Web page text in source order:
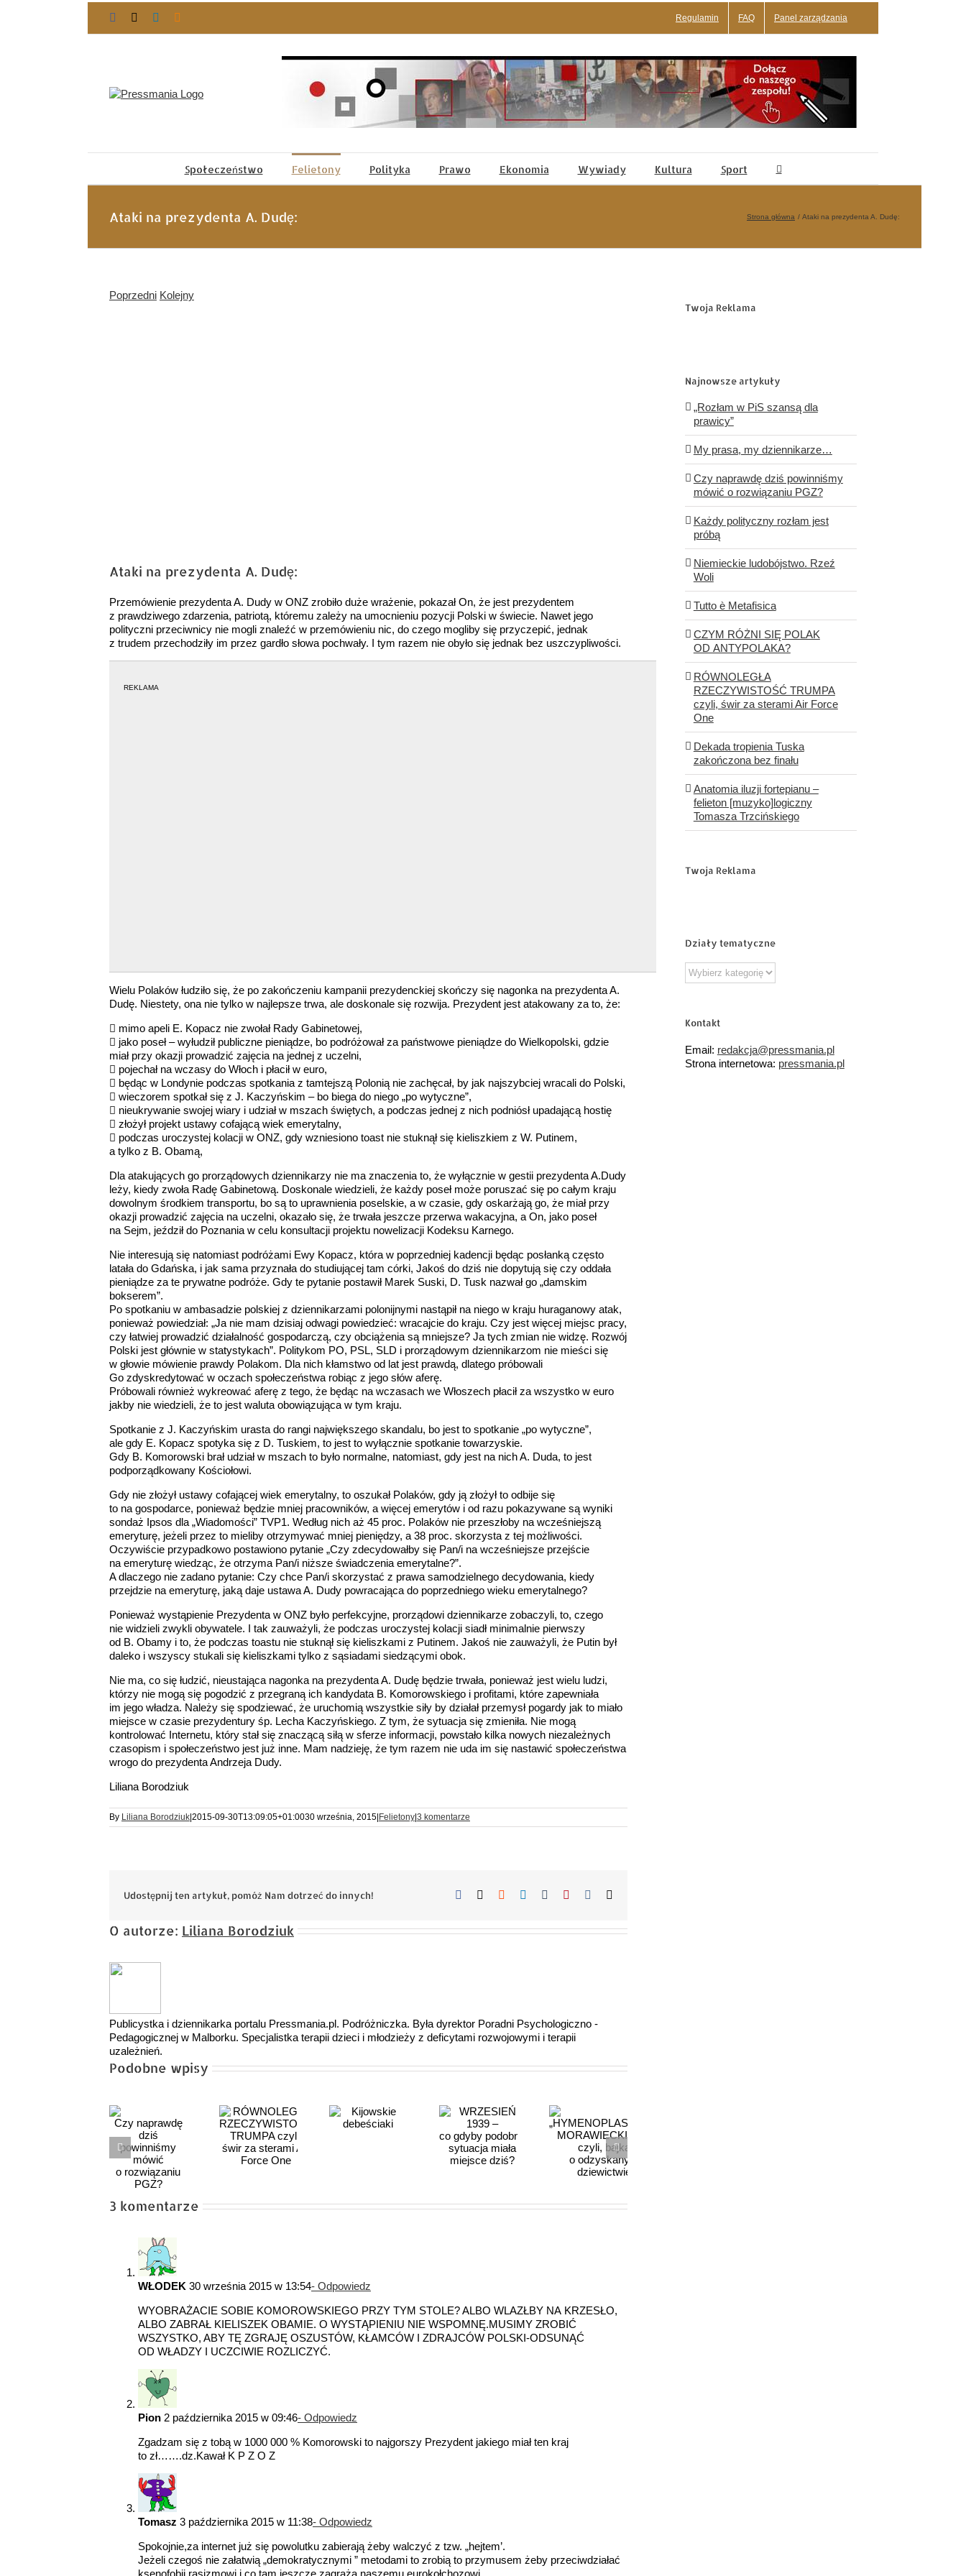
Facebook LinkedIn Regulamin FAQ Panel zarządzania
Społeczeństwo Felietony Polityka Prawo Ekonomia Wywiady Kultura Sport
Ataki na prezydenta A. Dudę: Strona główna Ataki na prezydenta A. Dudę:
Poprzedni Kolejny
Ataki na prezydenta A. Dudę:
Przemówienie prezydenta A. Dudy w ONZ zrobiło duże wrażenie, pokazał On, że jest prezydentem
z prawdziwego zdarzenia, patriotą, któremu zależy na umocnieniu pozycji Polski w świecie. Nawet jego
polityczni przeciwnicy nie mogli znaleźć w przemówieniu nic, do czego mogliby się przyczepić, jednak
z trudem przechodziły im przez gardło słowa pochwały. I tym razem nie obyło się jednak bez uszczypliwości.
REKLAMA
Wielu Polaków łudziło się, że po zakończeniu kampanii prezydenckiej skończy się nagonka na prezydenta A.
Dudę. Niestety, ona nie tylko w najlepsze trwa, ale doskonale się rozwija. Prezydent jest atakowany za to, że:
 mimo apeli E. Kopacz nie zwołał Rady Gabinetowej,
 jako poseł – wyłudził publiczne pieniądze, bo podróżował za państwowe pieniądze do Wielkopolski, gdzie
miał przy okazji prowadzić zajęcia na jednej z uczelni,
 pojechał na wczasy do Włoch i płacił w euro,
 będąc w Londynie podczas spotkania z tamtejszą Polonią nie zachęcał, by jak najszybciej wracali do Polski,
 wieczorem spotkał się z J. Kaczyńskim – bo biega do niego „po wytyczne”,
 nieukrywanie swojej wiary i udział w mszach świętych, a podczas jednej z nich podniósł upadającą hostię
 złożył projekt ustawy cofającą wiek emerytalny,
 podczas uroczystej kolacji w ONZ, gdy wzniesiono toast nie stuknął się kieliszkiem z W. Putinem,
a tylko z B. Obamą,
Dla atakujących go prorządowych dziennikarzy nie ma znaczenia to, że wyłącznie w gestii prezydenta A.Dudy
leży, kiedy zwoła Radę Gabinetową. Doskonale wiedzieli, że każdy poseł może poruszać się po całym kraju
dowolnym środkiem transportu, bo są to uprawnienia poselskie, a w czasie, gdy oskarżają go, że miał przy
okazji prowadzić zajęcia na uczelni, okazało się, że trwała jeszcze przerwa wakacyjna, a On, jako poseł
na Sejm, jeździł do Poznania w celu konsultacji projektu nowelizacji Kodeksu Karnego.
Nie interesują się natomiast podróżami Ewy Kopacz, która w poprzedniej kadencji będąc posłanką często
latała do Gdańska, i jak sama przyznała do studiującej tam córki, Jakoś do dziś nie dopytują się czy oddała
pieniądze za te prywatne podróże. Gdy te pytanie postawił Marek Suski, D. Tusk nazwał go „damskim
bokserem”.
Po spotkaniu w ambasadzie polskiej z dziennikarzami polonijnymi nastąpił na niego w kraju huraganowy atak,
ponieważ powiedział: „Ja nie mam dzisiaj odwagi powiedzieć: wracajcie do kraju. Czy jest więcej miejsc pracy,
czy łatwiej prowadzić działalność gospodarczą, czy obciążenia są mniejsze? Ja tych zmian nie widzę. Rozwój
Polski jest głównie w statystykach”. Politykom PO, PSL, SLD i prorządowym dziennikarzom nie mieści się
w głowie mówienie prawdy Polakom. Dla nich kłamstwo od lat jest prawdą, dlatego próbowali
Go zdyskredytować w oczach społeczeństwa robiąc z jego słów aferę.
Próbowali również wykreować aferę z tego, że będąc na wczasach we Włoszech płacił za wszystko w euro
jakby nie wiedzieli, że to jest waluta obowiązująca w tym kraju.
Spotkanie z J. Kaczyńskim urasta do rangi największego skandalu, bo jest to spotkanie „po wytyczne”,
ale gdy E. Kopacz spotyka się z D. Tuskiem, to jest to wyłącznie spotkanie towarzyskie.
Gdy B. Komorowski brał udział w mszach to było normalne, natomiast, gdy jest na nich A. Duda, to jest
podporządkowany Kościołowi.
Gdy nie złożył ustawy cofającej wiek emerytalny, to oszukał Polaków, gdy ją złożył to odbije się
to na gospodarce, ponieważ będzie mniej pracowników, a więcej emerytów i od razu pokazywane są wyniki
sondaż Ipsos dla „Wiadomości” TVP1. Według nich aż 45 proc. Polaków nie przeszłoby na wcześniejszą
emeryturę, jeżeli przez to mieliby otrzymywać mniej pieniędzy, a 38 proc. skorzysta z tej możliwości.
Oczywiście przypadkowo postawiono pytanie „Czy zdecydowałby się Pan/i na wcześniejsze przejście
na emeryturę wiedząc, że otrzyma Pan/i niższe świadczenia emerytalne?”.
A dlaczego nie zadano pytanie: Czy chce Pan/i skorzystać z prawa samodzielnego decydowania, kiedy
przejdzie na emeryturę, jaką daje ustawa A. Dudy powracająca do poprzedniego wieku emerytalnego?
Ponieważ wystąpienie Prezydenta w ONZ było perfekcyjne, prorządowi dziennikarze zobaczyli, to, czego
nie widzieli zwykli obywatele. I tak zauważyli, że podczas uroczystej kolacji siadł minimalnie pierwszy
od B. Obamy i to, że podczas toastu nie stuknął się kieliszkami z Putinem. Jakoś nie zauważyli, że Putin był
daleko i wszyscy stukali się kieliszkami tylko z sąsiadami siedzącymi obok.
Nie ma, co się łudzić, nieustająca nagonka na prezydenta A. Dudę będzie trwała, ponieważ jest wielu ludzi,
którzy nie mogą się pogodzić z przegraną ich kandydata B. Komorowskiego i profitami, które zapewniała
im jego władza. Należy się spodziewać, że uruchomią wszystkie siły by działał przemysł pogardy jak to miało
miejsce w czasie prezydentury śp. Lecha Kaczyńskiego. Z tym, że sytuacja się zmieniła. Nie mogą
kontrolować Internetu, który stał się znaczącą siłą w sferze informacji, powstało kilka nowych niezależnych
czasopism i społeczeństwo jest już inne. Mam nadzieję, że tym razem nie uda im się nastawić społeczeństwa
wrogo do prezydenta Andrzeja Dudy.
Liliana Borodziuk
By Liliana Borodziuk 2015-09-30T13:09:05+01:0030 września, 2015 Felietony 3 komentarze
Udostępnij ten artykuł, pomóż Nam dotrzeć do innych! Facebook Reddit LinkedIn
TumblrPinterest
O autorze: Liliana Borodziuk
Publicystka i dziennikarka portalu Pressmania.pl. Podróżniczka. Była dyrektor Poradni Psychologiczno -
Pedagogicznej w Malborku. Specjalistka terapii dzieci i młodzieży z deficytami rozwojowymi i terapii
uzależnień.
Podobne wpisy
Czy naprawdę
RÓWNOLEGŁA
RZECZYWISTOŚĆ
TRUMPA
czyli, świr
za sterami
One
Kijowskie
debeściaki
WRZESIEŃ
co gdyby podobna
dziś?
„HYMENOPLASTYKA”
MORAWIECKIEGO
3 komentarze
WŁODEK 30 września 2015 w 13:54- Odpowiedz
WYOBRAŻACIE SOBIE KOMOROWSKIEGO PRZY TYM STOLE? ALBO WLAZŁBY NA KRZESŁO,
ALBO ZABRAŁ KIELISZEK OBAMIE. O WYSTĄPIENIU NIE WSPOMNĘ.MUSIMY ZROBIĆ
WSZYSTKO, ABY TĘ ZGRAJĘ OSZUSTÓW, KŁAMCÓW I ZDRAJCÓW POLSKI-ODSUNĄĆ
OD WŁADZY I UCZCIWIE ROZLICZYĆ.
Pion 2 października 2015 w 09:46- Odpowiedz
Zgadzam się z tobą w 1000 000 % Komorowski to najgorszy Prezydent jakiego miał ten kraj
to zł…….dz.Kawał K P Z O Z
Tomasz 3 października 2015 w 11:38- Odpowiedz
Spokojnie,za internet już się powolutku zabierają żeby walczyć z tzw. „hejtem’.
Jeżeli czegoś nie załatwią „demokratycznymi ” metodami to zrobią to przymusem żeby przeciwdziałać
Twoja Reklama
Najnowsze artykuły
„Rozłam w PiS szansą dla
prawicy”
My prasa, my dziennikarze…
Czy naprawdę dziś powinniśmy
mówić o rozwiązaniu PGZ?
Każdy polityczny rozłam jest
próbą
Niemieckie ludobójstwo. Rzeź
Woli
Tutto è Metafisica
CZYM RÓŻNI SIĘ POLAK
OD ANTYPOLAKA?
RÓWNOLEGŁA
RZECZYWISTOŚĆ TRUMPA
czyli, świr za sterami Air Force
One
Dekada tropienia Tuska
zakończona bez finału
Anatomia iluzji fortepianu –
felieton [muzyko]logiczny
Tomasza Trzcińskiego
Twoja Reklama
Działy tematyczne
Działy
tematyczne
Kontakt
Email: redakcja@pressmania.pl
Strona internetowa: pressmania.pl